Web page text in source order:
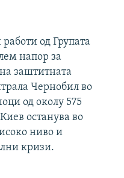
од Групата
напор за
заштитната
Чернобил во
од околу 575
останува во
ниво и
кризи.